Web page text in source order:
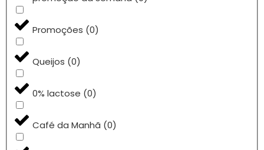
Promoções (0)
Queijos (0)
0% lactose (0)
Café da Manhã (0)